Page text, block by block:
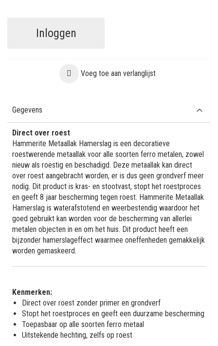
Inloggen
Voeg toe aan verlanglijst
Gegevens
Direct over roest
Hammerite Metaallak Hamerslag is een decoratieve
roestwerende metaallak voor alle soorten ferro metalen, zowel
nieuw als roestig en beschadigd. Deze metaallak kan direct
over roest aangebracht worden, er is dus geen grondverf meer
nodig. Dit product is kras- en stootvast, stopt het roestproces
en geeft 8 jaar bescherming tegen roest. Hammerite Metaallak
Hamerslag is waterafstotend en weerbestendig waardoor het
goed gebruikt kan worden voor de bescherming van allerlei
metalen objecten in en om het huis. Dit product heeft een
bijzonder hamerslageffect waarmee oneffenheden gemakkelijk
worden gemaskeerd.
Kenmerken:
Direct over roest zonder primer en grondverf
Stopt het roestproces en geeft een duurzame bescherming
Toepasbaar op alle soorten ferro metaal
Uitstekende hechting, zelfs op roest